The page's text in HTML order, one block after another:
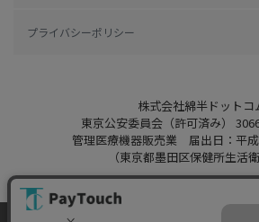
プライバシーポリシー
株式会社綿半ドットコ
東京公安委員会（許可済み）
管理医療機器販売業 届出日：平
（東京都墨田区保健所生活衛